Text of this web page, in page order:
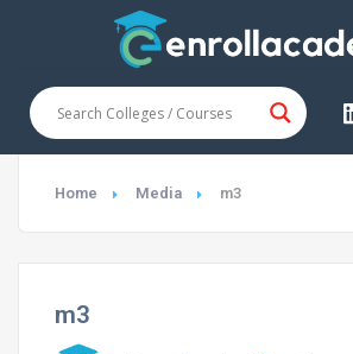
Home Media m3
m3